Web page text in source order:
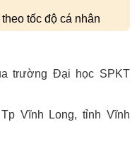
tốc độ cá nhân
trường Đại học SPKT
Vĩnh Long, tỉnh Vĩnh